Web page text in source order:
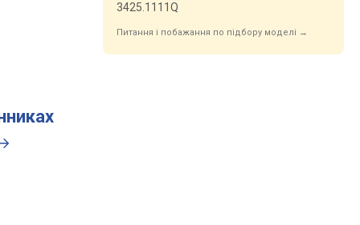
3425.1111Q
Питання і побажання по підбору моделі →